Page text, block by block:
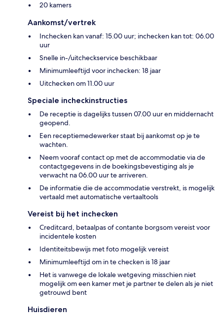
20 kamers
Aankomst/vertrek
Inchecken kan vanaf: 15.00 uur; inchecken kan tot: 06.00
uur
Snelle in-/uitcheckservice beschikbaar
Minimumleeftijd voor inchecken: 18 jaar
Uitchecken om 11.00 uur
Speciale incheckinstructies
De receptie is dagelijks tussen 07.00 uur en middernacht
geopend.
Een receptiemedewerker staat bij aankomst op je te
wachten.
Neem vooraf contact op met de accommodatie via de
contactgegevens in de boekingsbevestiging als je
verwacht na 06.00 uur te arriveren.
De informatie die de accommodatie verstrekt, is mogelijk
vertaald met automatische vertaaltools
Vereist bij het inchecken
Creditcard, betaalpas of contante borgsom vereist voor
incidentele kosten
Identiteitsbewijs met foto mogelijk vereist
Minimumleeftijd om in te checken is 18 jaar
Het is vanwege de lokale wetgeving misschien niet
mogelijk om een kamer met je partner te delen als je niet
getrouwd bent
Huisdieren